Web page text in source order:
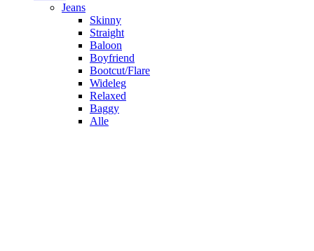
Jeans
Skinny
Straight
Baloon
Boyfriend
Bootcut/Flare
Wideleg
Relaxed
Baggy
Alle